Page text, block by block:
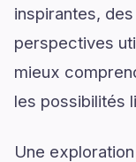
inspirantes,
perspectives
mieux
les possibilités
Une